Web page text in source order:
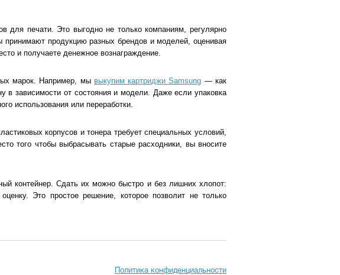
для печати. Это выгодно не только компаниям, регулярно
продукцию разных брендов и моделей, оценивая
и получаете денежное вознаграждение.
марок. Например, мы выкупим картриджи Samsung — как
в зависимости от состояния и модели. Даже если упаковка
использования или переработки.
корпусов и тонера требует специальных условий,
того чтобы выбрасывать старые расходники, вы вносите
контейнер. Сдать их можно быстро и без лишних хлопот:
Это простое решение, которое позволит не только
Политика конфиденциальности